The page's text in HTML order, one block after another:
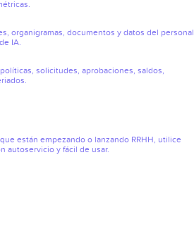
organigramas, documentos y datos del personal
IA.
solicitudes, aprobaciones, saldos,
están empezando o lanzando RRHH, utilice
autoservicio y fácil de usar.